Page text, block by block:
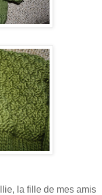
la fille de mes amis